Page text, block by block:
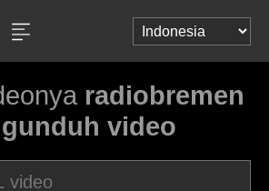
radiobremen
video